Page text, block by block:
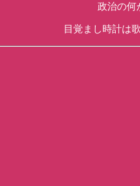
政治の何
目覚まし時計は